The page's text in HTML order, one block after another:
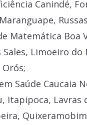
Canindé,
Matemática Boa
Sales, Limoeiro do
Saúde Caucaia
Itapipoca, Lavras